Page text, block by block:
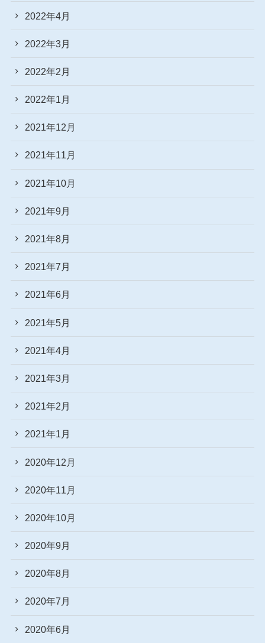
2022年4月
2022年3月
2022年2月
2022年1月
2021年12月
2021年11月
2021年10月
2021年9月
2021年8月
2021年7月
2021年6月
2021年5月
2021年4月
2021年3月
2021年2月
2021年1月
2020年12月
2020年11月
2020年10月
2020年9月
2020年8月
2020年7月
2020年6月